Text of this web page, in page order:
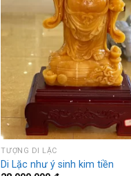
TƯỢNG DI LẶC
Di Lặc như ý sinh kim tiền